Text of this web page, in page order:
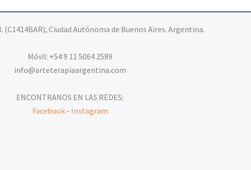
(C1414BAR), Ciudad Autónoma de Buenos Aires. Argentina.
Móvil: +54 9 11 5064 2589
info@arteterapiaargentina.com
ENCONTRANOS EN LAS REDES:
Facebook- Instagram